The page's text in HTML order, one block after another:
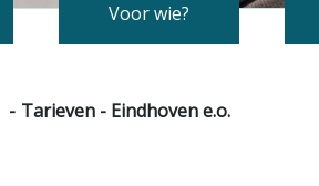
Voor wie?
Tarieven - Eindhoven e.o.